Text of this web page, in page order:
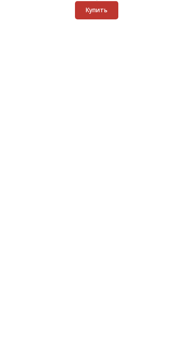
Купить